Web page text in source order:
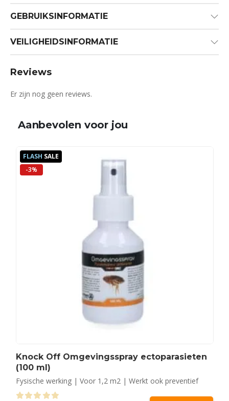
GEBRUIKSINFORMATIE
VEILIGHEIDSINFORMATIE
Reviews
Er zijn nog geen reviews.
Aanbevolen voor jou
FLASH SALE
-3%
Knock Off Omgevingsspray ectoparasieten
(100 ml)
Fysische werking | Voor 1,2 m2 | Werkt ook preventief